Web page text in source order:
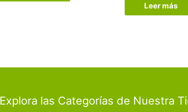
Leer más
Explora las Categorías de Nuestra